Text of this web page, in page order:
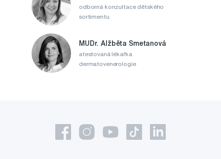
odborná konzultace dětského
sortimentu
MUDr. Alžběta Smetanová
atestovaná lékařka
dermatovenerologie